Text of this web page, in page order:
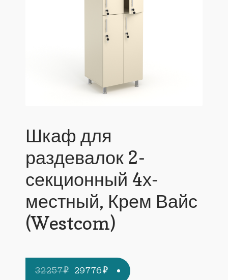
Шкаф для
раздевалок 2-
секционный 4х-
местный, Крем Вайс
(Westcom)
32257₽ Первоначальная
29776₽Текущая